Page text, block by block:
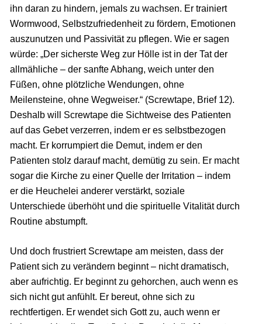
ihn daran zu hindern, jemals zu wachsen. Er trainiert
Wormwood, Selbstzufriedenheit zu fördern, Emotionen
auszunutzen und Passivität zu pflegen. Wie er sagen
würde: „Der sicherste Weg zur Hölle ist in der Tat der
allmähliche – der sanfte Abhang, weich unter den
Füßen, ohne plötzliche Wendungen, ohne
Meilensteine, ohne Wegweiser.“ (Screwtape, Brief 12).
Deshalb will Screwtape die Sichtweise des Patienten
auf das Gebet verzerren, indem er es selbstbezogen
macht. Er korrumpiert die Demut, indem er den
Patienten stolz darauf macht, demütig zu sein. Er macht
sogar die Kirche zu einer Quelle der Irritation – indem
er die Heuchelei anderer verstärkt, soziale
Unterschiede überhöht und die spirituelle Vitalität durch
Routine abstumpft.
Und doch frustriert Screwtape am meisten, dass der
Patient sich zu verändern beginnt – nicht dramatisch,
aber aufrichtig. Er beginnt zu gehorchen, auch wenn es
sich nicht gut anfühlt. Er bereut, ohne sich zu
rechtfertigen. Er wendet sich Gott zu, auch wenn er